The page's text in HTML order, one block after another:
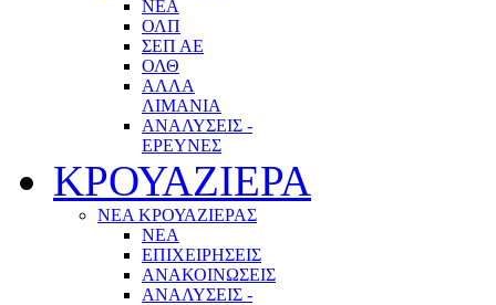
ΝΕΑ
ΟΛΠ
ΣΕΠ ΑΕ
ΟΛΘ
ΑΛΛΑ
ΛΙΜΑΝΙΑ
ΑΝΑΛΥΣΕΙΣ -
ΕΡΕΥΝΕΣ
ΚΡΟΥΑΖΙΕΡΑ
ΝΕΑ ΚΡΟΥΑΖΙΕΡΑΣ
NEA
ΕΠΙΧΕΙΡΗΣΕΙΣ
ΑΝΑΚΟΙΝΩΣΕΙΣ
ΑΝΑΛΥΣΕΙΣ -